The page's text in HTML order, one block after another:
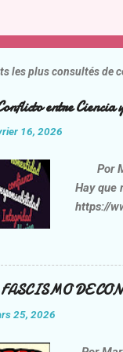
les plus consultés de
entre
16, 2026
Por
Hay que
https://
Daniel
discurso
DE
25, 2026